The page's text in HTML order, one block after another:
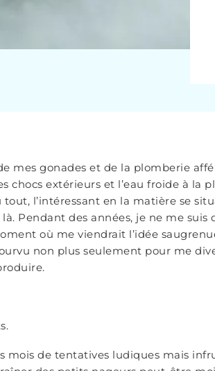
mes gonades et de la plomberie
chocs extérieurs et l’eau froide à la
l’intéressant en la matière se
Pendant des années, je ne me suis
où me viendrait l’idée
non plus seulement pour me
mois de tentatives ludiques mais